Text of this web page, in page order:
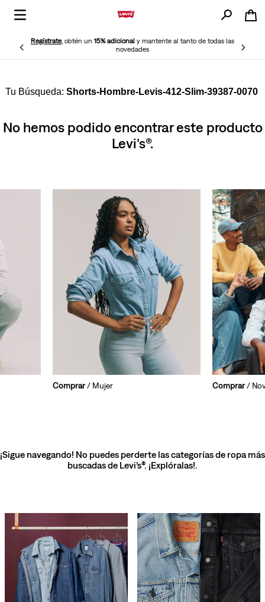
Regístrate, obtén un15% adicionaly mantente al tanto de todas las
novedades
Shorts-Hombre-Levis-412-Slim-39387-0070
No hemos podido encontrar este producto
Levi’s®.
Comprar/ Mujer Comprar/
¡Sigue navegando! No puedes perderte las categorías de ropa más
buscadas de Levi’s®. ¡Explóralas!.